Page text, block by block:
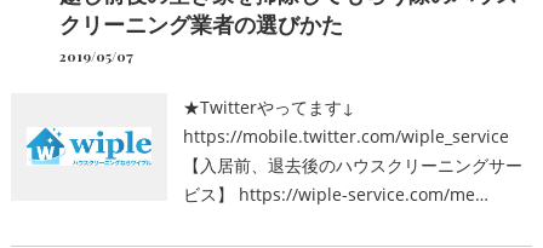
クリーニング業者の選びかた
2019/05/07
★Twitterやってます↓
https://mobile.twitter.com/wiple_service
【入居前、退去後のハウスクリーニングサー
ビス】 https://wiple-service.com/me…